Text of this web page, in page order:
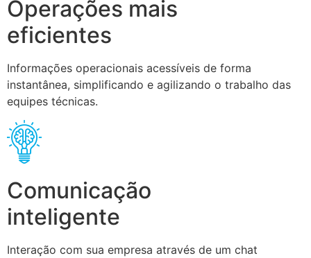
Operações mais
eficientes
Informações operacionais acessíveis de forma
instantânea, simplificando e agilizando o trabalho das
equipes técnicas.
Comunicação
inteligente
Interação com sua empresa através de um chat